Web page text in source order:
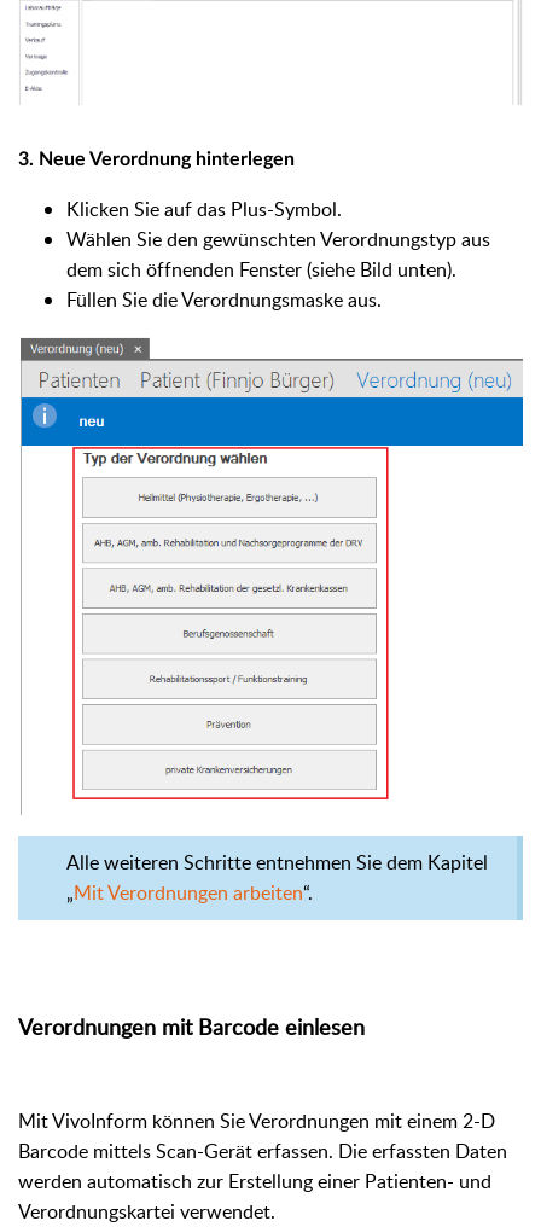
3. Neue Verordnung hinterlegen
Klicken Sie auf das Plus-Symbol.
Wählen Sie den gewünschten Verordnungstyp aus
dem sich öffnenden Fenster (siehe Bild unten).
Füllen Sie die Verordnungsmaske aus.
Alle weiteren Schritte entnehmen Sie dem Kapitel
„Mit Verordnungen arbeiten“.
Verordnungen mit Barcode einlesen
Mit VivoInform können Sie Verordnungen mit einem 2-D
Barcode mittels Scan-Gerät erfassen. Die erfassten Daten
werden automatisch zur Erstellung einer Patienten- und
Verordnungskartei verwendet.